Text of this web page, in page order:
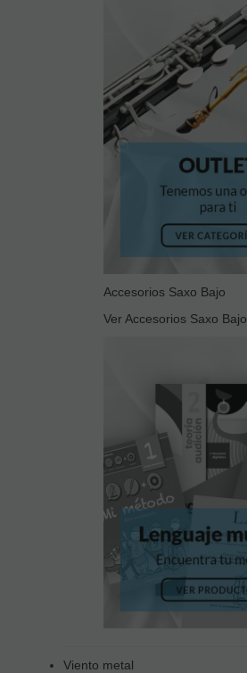
Accesorios Saxo Bajo
Ver Accesorios Saxo Bajo
Viento metal